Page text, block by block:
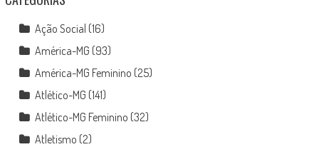
Ação Social (16)
América-MG (93)
América-MG Feminino (25)
Atlético-MG (141)
Atlético-MG Feminino (32)
Atletismo (2)